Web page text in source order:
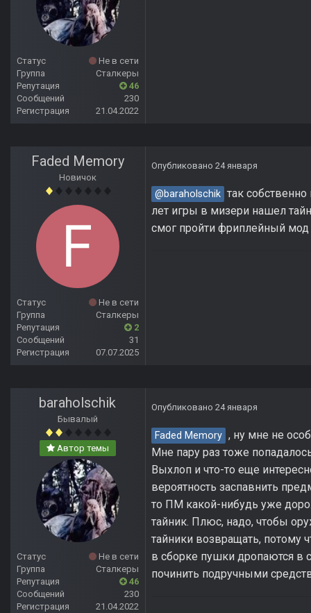
Статус
Не в сети
Группа
Сталкеры
Репутация
46
Сообщений
230
Регистрация
21.04.2022
Faded Memory
Новичок
Статус
Не в сети
Группа
Сталкеры
Репутация
2
Сообщений
31
Регистрация
07.07.2025
Опубликовано 24 января
@baraholschik так
лет игры в мизери нашел
смог пройти фриплейный мод
baraholschik
Бывалый
Автор темы
Статус
Не в сети
Группа
Сталкеры
Репутация
46
Сообщений
230
Регистрация
21.04.2022
Опубликовано 24 января
Faded Memory , ну мне не
Мне пару раз тоже
Выхлоп и что-то еще
вероятность заспавнить
то ПМ какой-нибудь уже
тайник. Плюс, надо, чтобы
тайники возвращать, потому
в сборке пушки дропаются в
починить подручными